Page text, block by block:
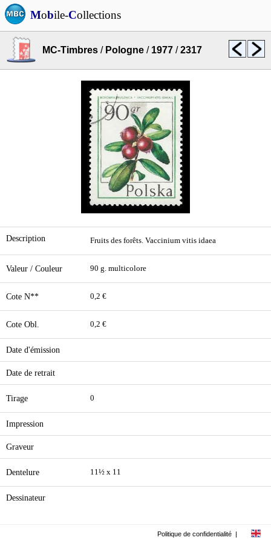
Mobile-Collections
MC-Timbres / Pologne / 1977 /2317
Description Fruits des forêts. Vaccinium vitis idaea
Valeur / Couleur 90 g. multicolore
Cote N** 0,2 €
Cote Obl. 0,2 €
Date d'émission
Date de retrait
Tirage 0
Impression
Graveur
Dentelure 11½ x 11
Dessinateur
Politique de confidentialité |